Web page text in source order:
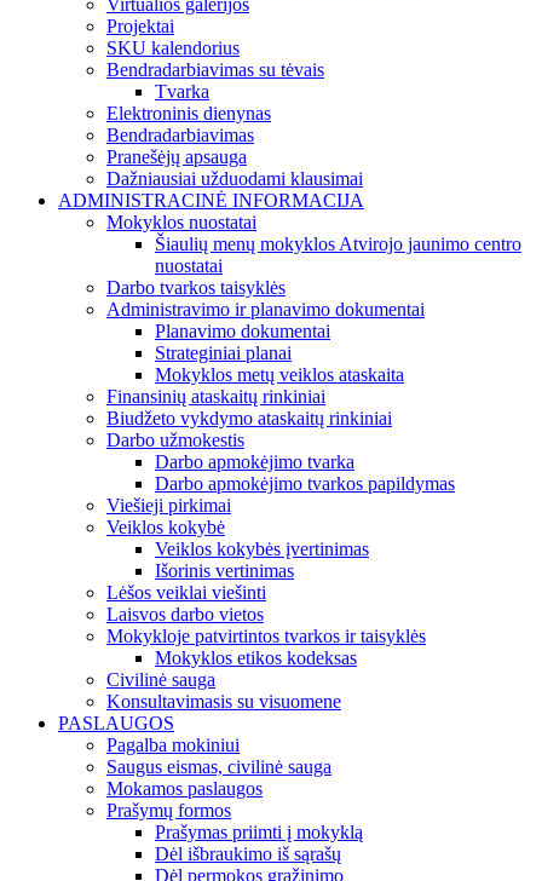
Virtualios galerijos
Projektai
SKU kalendorius
Bendradarbiavimas su tėvais
Tvarka
Elektroninis dienynas
Bendradarbiavimas
Pranešėjų apsauga
Dažniausiai užduodami klausimai
ADMINISTRACINĖ INFORMACIJA
Mokyklos nuostatai
Šiaulių menų mokyklos Atvirojo jaunimo centro
nuostatai
Darbo tvarkos taisyklės
Administravimo ir planavimo dokumentai
Planavimo dokumentai
Strateginiai planai
Mokyklos metų veiklos ataskaita
Finansinių ataskaitų rinkiniai
Biudžeto vykdymo ataskaitų rinkiniai
Darbo užmokestis
Darbo apmokėjimo tvarka
Darbo apmokėjimo tvarkos papildymas
Viešieji pirkimai
Veiklos kokybė
Veiklos kokybės įvertinimas
Išorinis vertinimas
Lėšos veiklai viešinti
Laisvos darbo vietos
Mokykloje patvirtintos tvarkos ir taisyklės
Mokyklos etikos kodeksas
Civilinė sauga
Konsultavimasis su visuomene
PASLAUGOS
Pagalba mokiniui
Saugus eismas, civilinė sauga
Mokamos paslaugos
Prašymų formos
Prašymas priimti į mokyklą
Dėl išbraukimo iš sąrašų
Dėl permokos grąžinimo